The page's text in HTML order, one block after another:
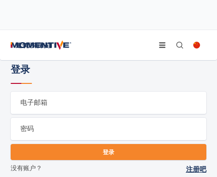
建筑用有机硅
登录
电子邮箱
密码
没有账户？ 注册吧